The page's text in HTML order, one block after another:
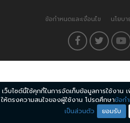
ข้อกำหนดและเงื่อนไข นโยบ
เว็บไซต์นี้ใช้คุกกี้ในการจัดเก็บข้อมูลการใช้งาน
ให้ตรงความสนใจของผู้ใช้งาน โปรดศึกษาข้อก
เป็นส่วนตัว
ยอมรับ